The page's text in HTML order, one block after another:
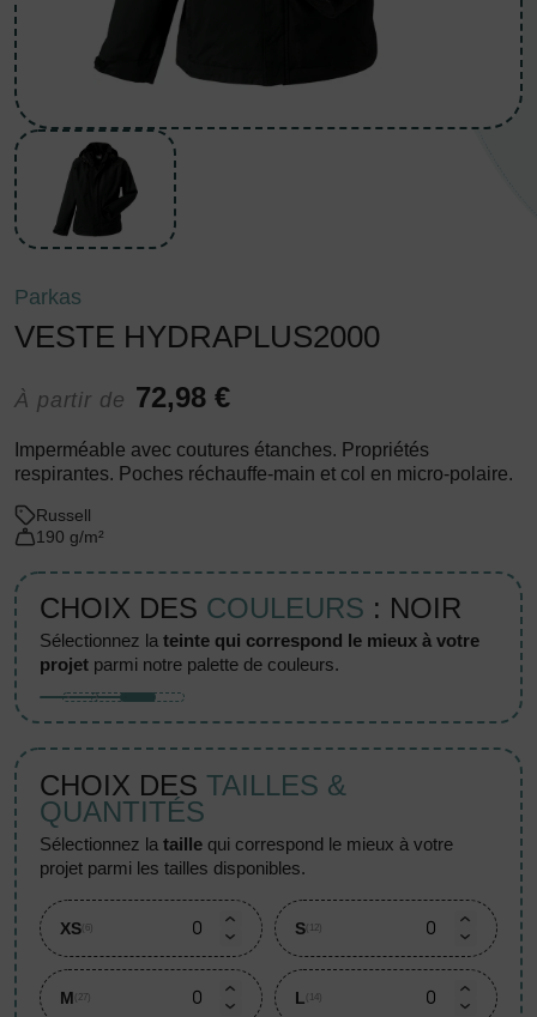
Parkas
VESTE HYDRAPLUS2000
À partir de 72,98 €
Imperméable avec coutures étanches. Propriétés
respirantes. Poches réchauffe-main et col en micro-polaire.
Russell
190 g/m²
CHOIX DES COULEURS : NOIR
sélectionnez lateinte qui correspond le mieux à votre
projet parmi notre palette de couleurs.
CHOIX DES TAILLES &
QUANTITÉS
sélectionnez lataille qui correspond le mieux à votre
projet parmi les tailles disponibles.
XS (6) S (12)
M (27) L (14)